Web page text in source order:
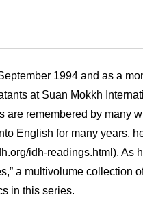
1994 and as a
at Suan Mokkh
remembered by many
English for many years,
idh-readings.html). As
a multivolume collection
in this series.